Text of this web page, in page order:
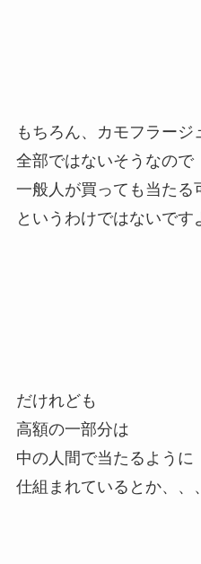
もちろん、カモフラージ
全部ではないそうなので
一般人が買っても当たる
というわけではないです
だけれども
高額の一部分は
中の人間で当たるように
仕組まれているとか、、、